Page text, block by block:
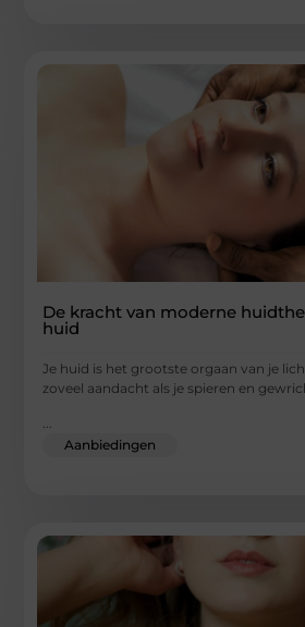
De kracht van moderne
huid
Je huid is het grootste orgaan van je
zoveel aandacht als je spieren en
...
Aanbiedingen